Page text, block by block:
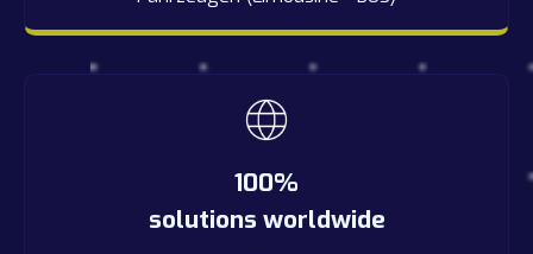
100%
solutions worldwide